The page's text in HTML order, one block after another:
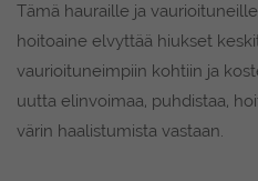
Tämä hauraille ja
hoitoaine elvyttää hiukset
vaurioituneimpiin kohtiin ja
uutta elinvoimaa, puhdistaa,
värin haalistumista vastaan.